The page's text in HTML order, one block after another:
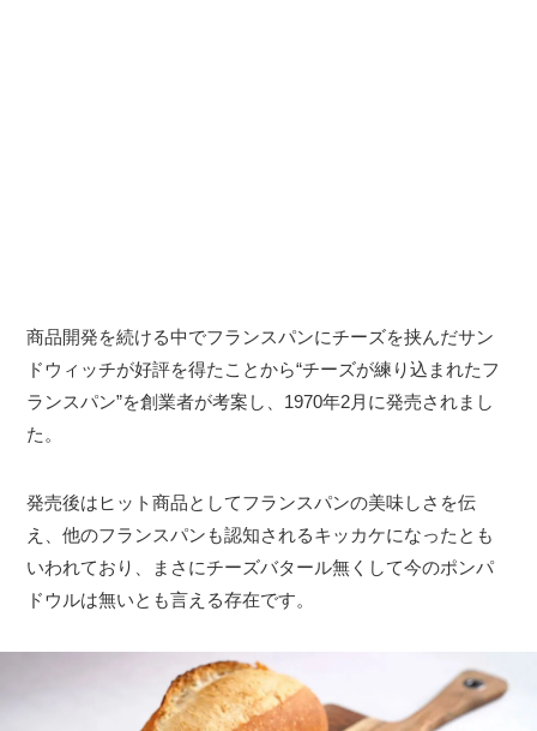
商品開発を続ける中でフランスパンにチーズを挟んだサン
ドウィッチが好評を得たことから“チーズが練り込まれたフ
ランスパン”を創業者が考案し、1970年2月に発売されまし
た。
発売後はヒット商品としてフランスパンの美味しさを伝
え、他のフランスパンも認知されるキッカケになったとも
いわれており、まさにチーズバタール無くして今のポンパ
ドウルは無いとも言える存在です。